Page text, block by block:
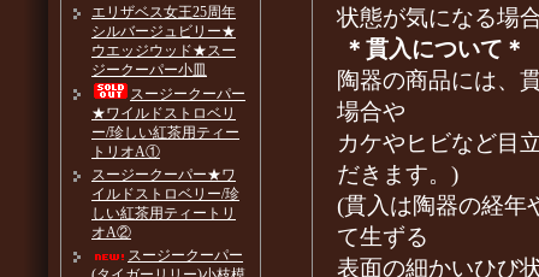
状態が気になる場
＊貫入について＊
陶器の商品には、
場合や
カケやヒビなど目
だきます。)
(貫入は陶器の経年
て生ずる
表面の細かいひび
エリザベス女王25周年
シルバージュビリー★
ウエッジウッド★スー
ジークーパー小皿
スージークーパー
★ワイルドストロベリ
ー/珍しい紅茶用ティー
トリオA①
スージークーパー★ワ
イルドストロベリー/珍
しい紅茶用ティートリ
オA②
スージークーパー